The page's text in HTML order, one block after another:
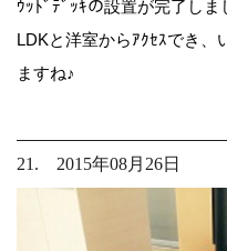
ｳｯﾄﾞﾃﾞｯｷの設置が完了しま
LDKと洋室からｱｸｾｽでき、
ますね♪
21. 2015年08月26日